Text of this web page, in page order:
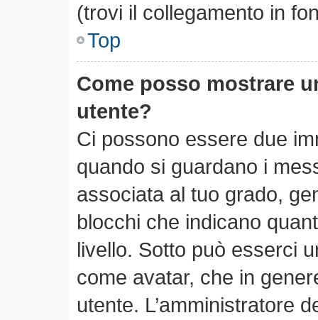
(trovi il collegamento in
Top
Come posso mostrare
utente?
Ci possono essere due
quando si guardano i
associata al tuo grado,
blocchi che indicano
livello. Sotto può esserci
come avatar, che in
utente. L’amministratore